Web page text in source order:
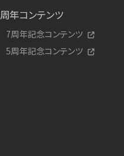
周年コンテンツ
7周年記念コンテンツ
5周年記念コンテンツ